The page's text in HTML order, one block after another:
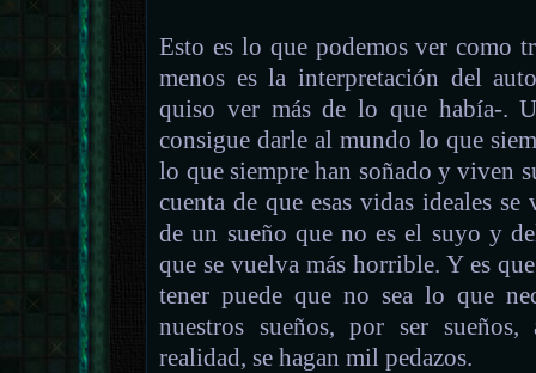
Esto es lo que podemos ver como
menos es la interpretación del
quiso ver más de lo que había-.
consigue darle al mundo lo que
lo que siempre han soñado y viven
cuenta de que esas vidas ideales
de un sueño que no es el suyo y
que se vuelva más horrible. Y es
tener puede que no sea lo que
nuestros sueños, por ser
realidad, se hagan mil pedazos.